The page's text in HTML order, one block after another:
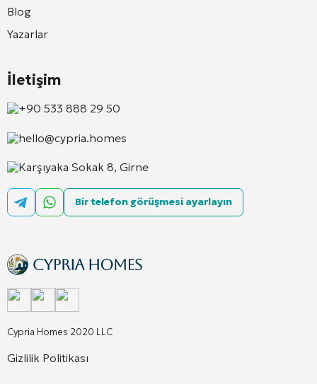
Cypria Homes 2020 LLC
Gizlilik Politikası
Blog
Yazarlar
İletişim
+90 533 888 29 50
hello@cypria.homes
Karşıyaka Sokak 8, Girne
Bir telefon görüşmesi ayarlayın